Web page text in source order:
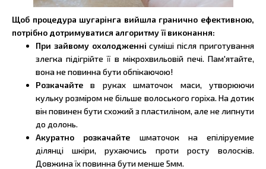
Щоб процедура шугарінга вийшла гранично ефективною,
потрібно дотримуватися алгоритму її виконання:
При зайвому охолодженні суміші після приготування
злегка підігрійте її в мікрохвильовій печі. Пам'ятайте,
вона не повинна бути обпікаючою!
Розкачайтев руках шматочок маси, утворюючи
кульку розміром не більше волоського горіха. На дотик
він повинен бути схожий з пластиліном, але не липнути
до долонь.
Акуратно розкачайте шматочок на епіліруемие
ділянці шкіри, рухаючись проти росту волосків.
Довжина їх повинна бути менше 5мм.